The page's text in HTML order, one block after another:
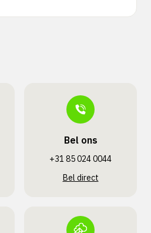
Bel ons
+31 85 024 0044
Bel direct